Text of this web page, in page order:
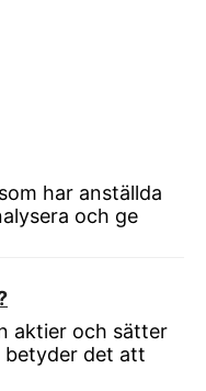
har anställda
och ge
aktier och sätter
betyder det att